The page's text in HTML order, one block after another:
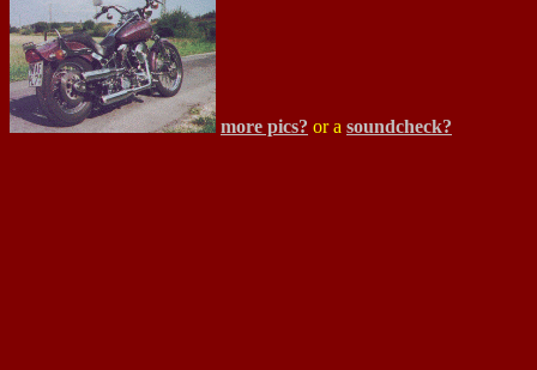
more pics? or a soundcheck?